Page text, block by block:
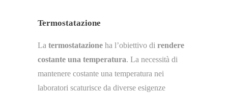
Termostatazione
La termostatazione ha l’obiettivo di rendere
costante una temperatura. La necessità di
mantenere costante una temperatura nei
laboratori scaturisce da diverse esigenze